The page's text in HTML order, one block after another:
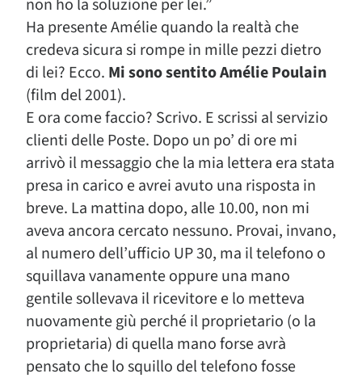
non ho la soluzione per lei.”
Ha presente Amélie quando la realtà che
credeva sicura si rompe in mille pezzi dietro
di lei? Ecco. Mi sono sentito Amélie Poulain
(film del 2001).
E ora come faccio? Scrivo. E scrissi al servizio
clienti delle Poste. Dopo un po’ di ore mi
arrivò il messaggio che la mia lettera era stata
presa in carico e avrei avuto una risposta in
breve. La mattina dopo, alle 10.00, non mi
aveva ancora cercato nessuno. Provai, invano,
al numero dell’ufficio UP 30, ma il telefono o
squillava vanamente oppure una mano
gentile sollevava il ricevitore e lo metteva
nuovamente giù perché il proprietario (o la
proprietaria) di quella mano forse avrà
pensato che lo squillo del telefono fosse